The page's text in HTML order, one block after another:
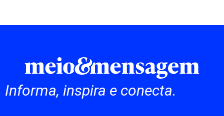
Informa, inspira e conecta.